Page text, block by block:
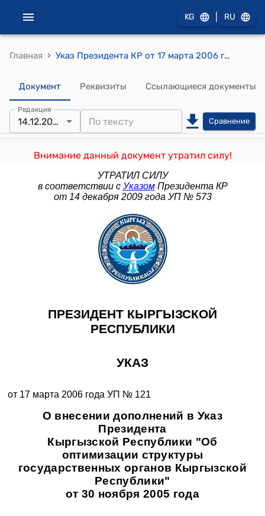
KG RU
Главная › Указ Президента КР от 17 марта 2006 года №121" О внесении дополнений в Указ Президента Кыргызской Республики "Об оптимизации структуры государственных органов Кыргызской Республики" от 30 ноября 2005 года"
Документ Реквизиты Ссылающиеся документы
Редакция
14.12.2009 Сравнение
Внимание данный документ утратил силу!